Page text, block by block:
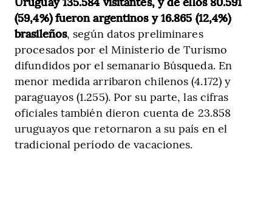
(59,4%) fueron argentinos y 16.865 (12,4%)
brasileños, según datos preliminares
procesados por el Ministerio de Turismo
difundidos por el semanario Búsqueda. En
menor medida arribaron chilenos (4.172) y
paraguayos (1.255). Por su parte, las cifras
oficiales también dieron cuenta de 23.858
uruguayos que retornaron a su país en el
tradicional período de vacaciones.